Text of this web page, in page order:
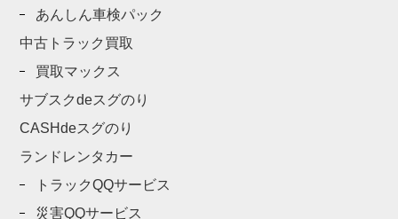
あんしん車検パック
中古トラック買取
買取マックス
サブスクdeスグのり
CASHdeスグのり
ランドレンタカー
トラックQQサービス
災害QQサービス